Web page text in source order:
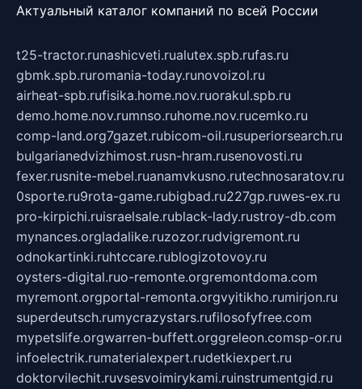
Актуальный каталог компаний по всей России
t25-tractor.runashicveti.rualutex.spb.rufas.ru
gbmk.spb.ruromania-today.runovoizol.ru
airheat-spb.rufisika.home.nov.ruorakul.spb.ru
demo.home.nov.rumnso.ruhome.nov.rucemko.ru
comp-land.org7gazet.rubicom-oil.rusuperiorsearch.ru
bulgarianedvizhimost.rusn-hram.rusenovosti.ru
fexer.rusnite-mebel.ruanamvkusno.rutechnosaratov.ru
0sporte.ru9rota-game.rubigbad.ru227gp.ruwes-ex.ru
pro-kirpichi.ruisraelsale.rublack-lady.rustroy-db.com
mynances.orgladalike.ruzozor.rudvigremont.ru
odnokartinki.ruhtccare.rublogizotovoy.ru
oysters-digital.ruo-remonte.orgremontdoma.com
myremont.orgportal-remonta.orgvyitikho.rumirjon.ru
superdeutsch.rumycrazystars.rufilosofyfree.com
mypetslife.orgwarren-buffett.orggreleon.comsp-or.ru
infoelectrik.rumaterialexpert.rudetkiexpert.ru
doktorvilechit.ruvsesvoimirykami.ruinstrumentgid.ru